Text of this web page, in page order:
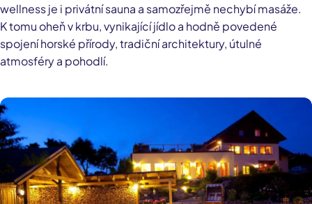
wellness je i privátní sauna a samozřejmě nechybí masáže.
K tomu oheň v krbu, vynikající jídlo a hodně povedené
spojení horské přírody, tradiční architektury, útulné
atmosféry a pohodlí.